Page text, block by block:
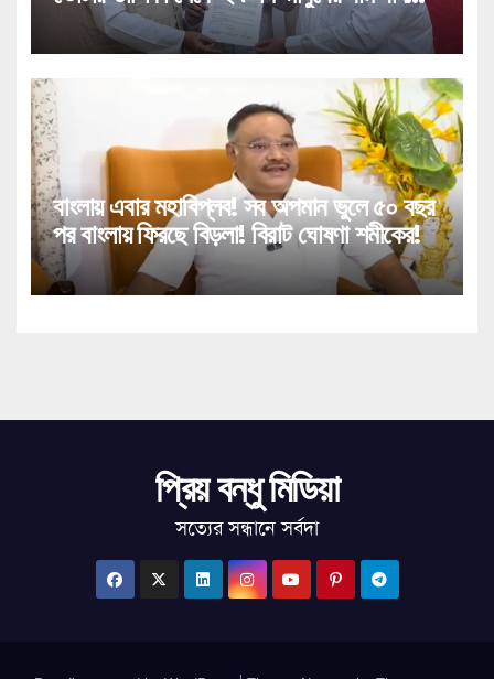
পড়া নিয়ে বিরাট পদক্ষেপ!
বাংলায় এবার মহাবিপ্লব! সব অপমান ভুলে ৫০ বছর
পর বাংলায় ফিরছে বিড়লা! বিরাট ঘোষণা শমীকের!
প্রিয় বন্ধু মিডিয়া
সত্যের সন্ধানে সর্বদা